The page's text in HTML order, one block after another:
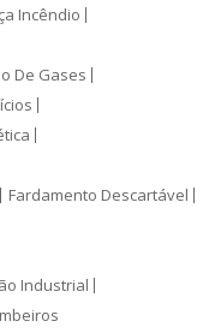
Incêndio
De Gases
Fardamento Descartável
Industrial